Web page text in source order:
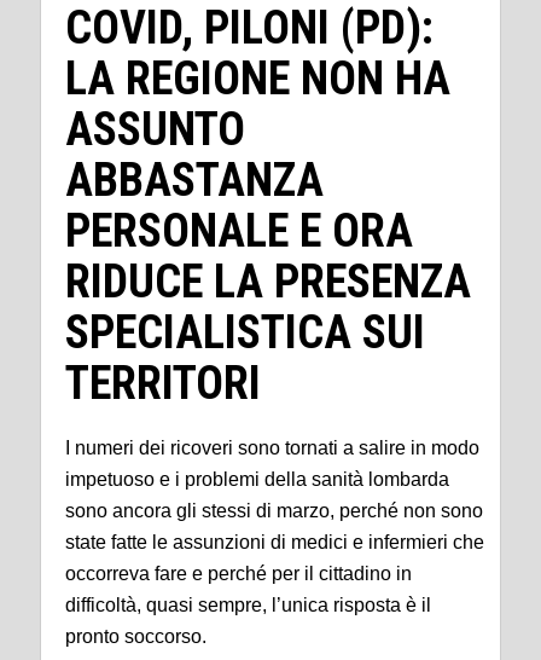
COVID, PILONI (PD):
LA REGIONE NON HA
ASSUNTO
ABBASTANZA
PERSONALE E ORA
RIDUCE LA PRESENZA
SPECIALISTICA SUI
TERRITORI
I numeri dei ricoveri sono tornati a salire in modo
impetuoso e i problemi della sanità lombarda
sono ancora gli stessi di marzo, perché non sono
state fatte le assunzioni di medici e infermieri che
occorreva fare e perché per il cittadino in
difficoltà, quasi sempre, l’unica risposta è il
pronto soccorso.